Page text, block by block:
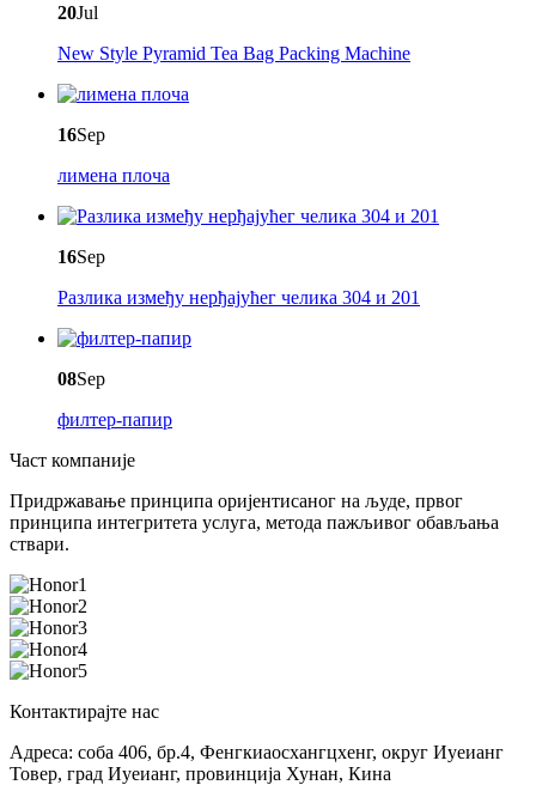
20Jul
New Style Pyramid Tea Bag Packing Machine
16Sep
лимена плоча
16Sep
Разлика између нерђајућег челика 304 и 201
08Sep
филтер-папир
Част компаније
Придржавање принципа оријентисаног на људе, првог
принципа интегритета услуга, метода пажљивог обављања
ствари.
Контактирајте нас
Адреса: соба 406, бр.4, Фенгкиаосхангцхенг, округ Иуеианг
Товер, град Иуеианг, провинција Хунан, Кина